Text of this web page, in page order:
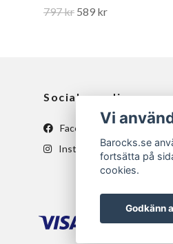
797 kr 589 kr
Sociala medier
Facebook
Instagram
Vi
Barocks.se
fortsätta på
cookies.
Godkänn